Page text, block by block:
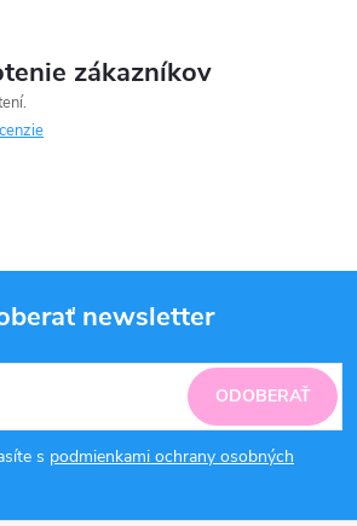
zákazníkov
newsletter
s podmienkami ochrany osobných
ODOBERAŤ